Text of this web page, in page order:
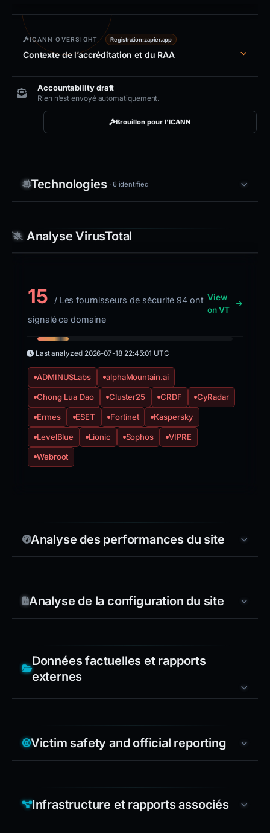
ICANN OVERSIGHT Registration:zapier.app
Contexte de l’accréditation et du RAA
Accountability draft
Rien n’est envoyé automatiquement.
Brouillon pour l’ICANN
Technologies · 6 identified
Analyse VirusTotal
15
/ Les fournisseurs de sécurité 94 ont
signalé ce domaine
View
on VT
Last analyzed 2026-07-18 22:45:01 UTC
ADMINUSLabs alphaMountain.ai
Chong Lua Dao Cluster25 CRDF CyRadar
Ermes ESET Fortinet Kaspersky
LevelBlue Lionic Sophos VIPRE
Webroot
Analyse des performances du site
Analyse de la configuration du site
Données factuelles et rapports
externes
Victim safety and official reporting
Infrastructure et rapports associés